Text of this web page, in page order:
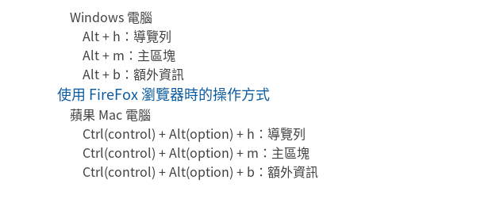
Windows 電腦
Alt + h：導覽列
Alt + m：主區塊
Alt + b：額外資訊
使用 FireFox 瀏覽器時的操作方式
蘋果 Mac 電腦
Ctrl(control) + Alt(option) + h：導覽列
Ctrl(control) + Alt(option) + m：主區塊
Ctrl(control) + Alt(option) + b：額外資訊